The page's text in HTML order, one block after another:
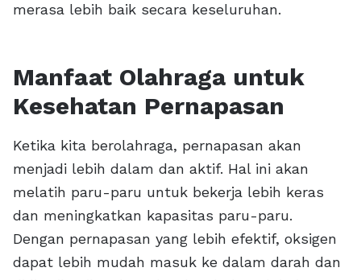
merasa lebih baik secara keseluruhan.
Manfaat Olahraga untuk
Kesehatan Pernapasan
Ketika kita berolahraga, pernapasan akan
menjadi lebih dalam dan aktif. Hal ini akan
melatih paru-paru untuk bekerja lebih keras
dan meningkatkan kapasitas paru-paru.
Dengan pernapasan yang lebih efektif, oksigen
dapat lebih mudah masuk ke dalam darah dan